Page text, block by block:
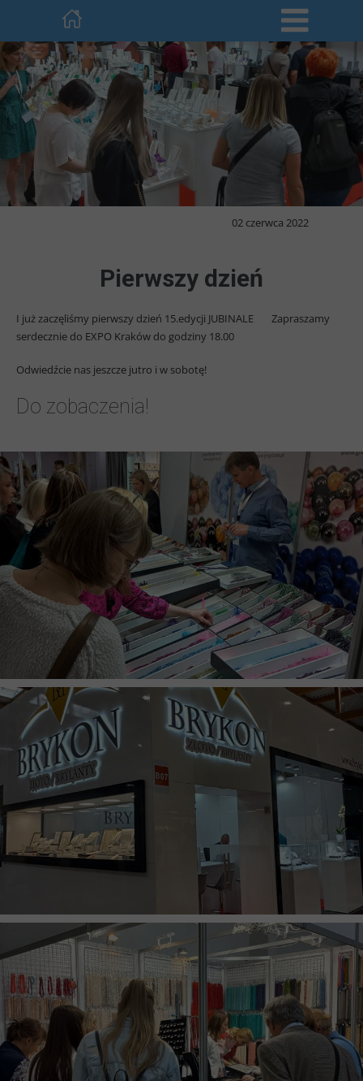
02 czerwca 2022
Pierwszy dzień
I już zaczęliśmy pierwszy dzień 15.edycji JUBINALE
Zapraszamy
serdecznie do EXPO Kraków do godziny 18.00
Odwiedźcie nas jeszcze jutro i w sobotę!
Do zobaczenia!